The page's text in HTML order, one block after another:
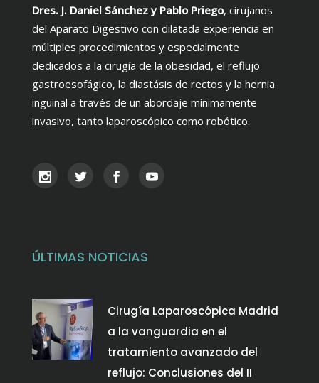
Dres. J. Daniel Sánchez y Pablo Priego, cirujanos
del Aparato Digestivo con dilatada experiencia en
múltiples procedimientos y especialmente
dedicados a la cirugía de la obesidad, el reflujo
gastroesofágico, la diastásis de rectos y la hernia
inguinal a través de un abordaje mínimamente
invasivo, tanto laparoscópico como robótico.
ÚLTIMAS NOTICIAS
Cirugía Laparoscópica Madrid
a la vanguardia en el
tratamiento avanzado del
reflujo: Conclusiones del II